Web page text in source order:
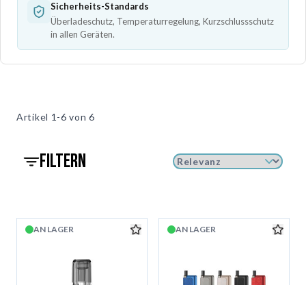
Sicherheits-Standards
Überladeschutz, Temperaturregelung, Kurzschlussschutz
in allen Geräten.
Artikel 1-6 von6
filtern
AN LAGER AN LAGER